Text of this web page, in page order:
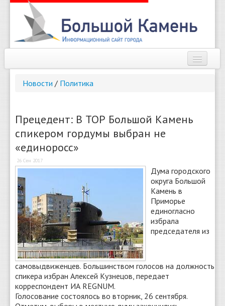
Справочник
Погода
О сайте
Найти
Новости / Политика
Прецедент: В ТОР Большой Камень
спикером гордумы выбран не
«единоросс»
26 Сен 2017
Дума городского
округа Большой
Камень в
Приморье
единогласно
избрала
председателя из
самовыдвиженцев. Большинством голосов на должность
спикера избран Алексей Кузнецов, передает
корреспондент ИА REGNUM.
Голосование состоялось во вторник, 26 сентября.